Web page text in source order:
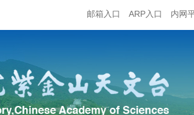
邮箱入口 ARP入口 内网